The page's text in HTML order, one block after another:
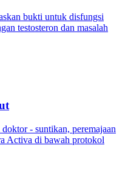
bukti untuk disfungsi
testosteron dan masalah
- suntikan, peremajaan
Activa di bawah protokol